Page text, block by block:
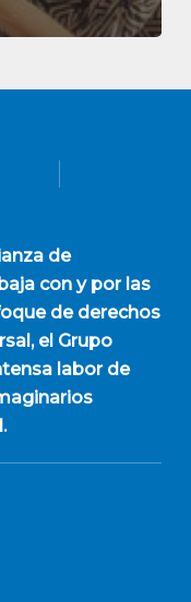
de
con y por las
de derechos
el Grupo
labor de